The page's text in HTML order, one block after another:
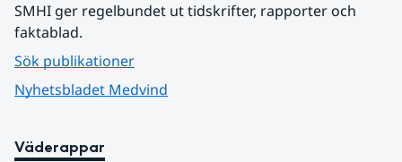
SMHI ger regelbundet ut tidskrifter, rapporter och
faktablad.
Sök publikationer
Nyhetsbladet Medvind
Väderappar